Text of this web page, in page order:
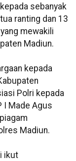
sebanyak
ranting dan 13
mewakili
Madiun.
kepada
Polri kepada
I Made Agus
Madiun.
ikut